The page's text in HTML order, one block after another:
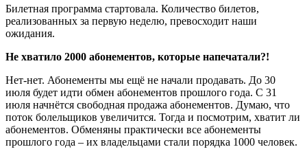
Билетная программа стартовала. Количество билетов,
реализованных за первую неделю, превосходит наши
ожидания.
Не хватило 2000 абонементов, которые напечатали?!
Нет-нет. Абонементы мы ещё не начали продавать. До 30
июля будет идти обмен абонементов прошлого года. С 31
июля начнётся свободная продажа абонементов. Думаю, что
поток болельщиков увеличится. Тогда и посмотрим, хватит ли
абонементов. Обменяны практически все абонементы
прошлого года – их владельцами стали порядка 1000 человек.